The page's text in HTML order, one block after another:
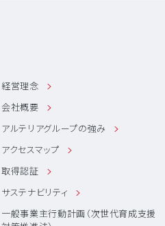
経営理念
会社概要
アルテリアグループの強み
アクセスマップ
取得認証
サステナビリティ
一般事業主行動計画（次世代育成支援